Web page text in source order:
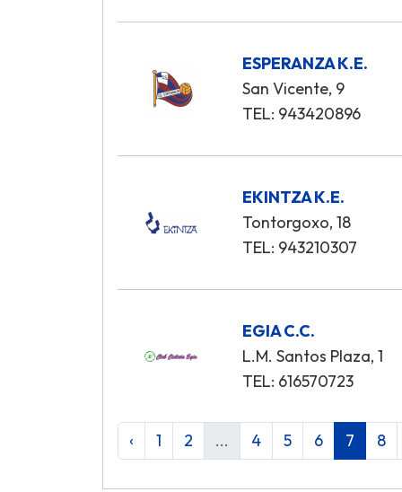
ESPERANZA K.E.
San Vicente, 9
TEL: 943420896
EKINTZA K.E.
Tontorgoxo, 18
TEL: 943210307
EGIA C.C.
L.M. Santos Plaza, 1
TEL: 616570723
‹ 1 2 ... 4 5 6 7 8